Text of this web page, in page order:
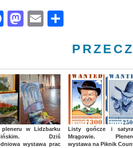
Facebook
Mastodon
Email
pleneru w Lidzbarku
Dziś
wystawa prac
Listy gończe i
Mrągowie.
wystawa na Piknik